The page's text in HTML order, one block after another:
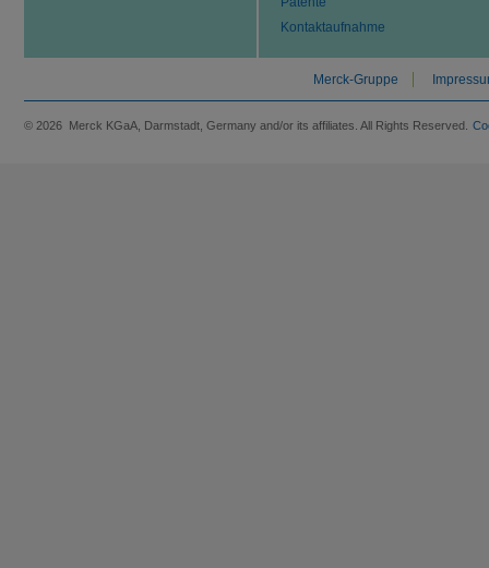
Kontaktaufnahme
Merck-Gruppe
© 2026 Merck KGaA, Darmstadt, Germany and/or its affiliates. All Rights Reserved.